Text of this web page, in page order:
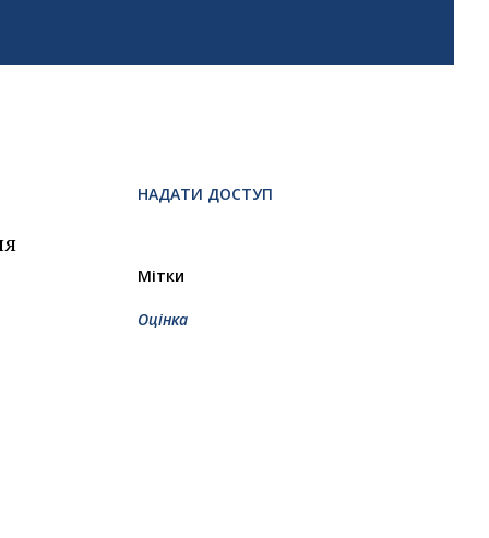
НАДАТИ ДОСТУП
Мітки
Оцінка